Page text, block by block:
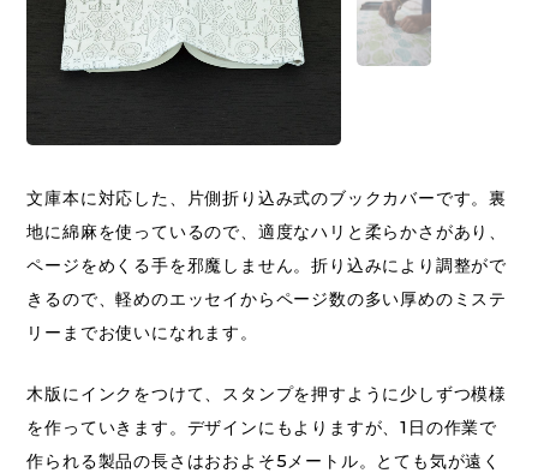
文庫本に対応した、片側折り込み式のブックカバーです。裏
地に綿麻を使っているので、適度なハリと柔らかさがあり、
ページをめくる手を邪魔しません。折り込みにより調整がで
きるので、軽めのエッセイからページ数の多い厚めのミステ
リーまでお使いになれます。
木版にインクをつけて、スタンプを押すように少しずつ模様
を作っていきます。デザインにもよりますが、1日の作業で
作られる製品の長さはおおよそ5メートル。とても気が遠く